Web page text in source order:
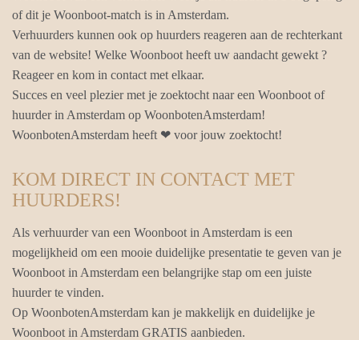
of dit je Woonboot-match is in Amsterdam.
Verhuurders kunnen ook op huurders reageren aan de rechterkant
van de website! Welke Woonboot heeft uw aandacht gewekt ?
Reageer en kom in contact met elkaar.
Succes en veel plezier met je zoektocht naar een Woonboot of
huurder in Amsterdam op WoonbotenAmsterdam!
WoonbotenAmsterdam heeft ❤ voor jouw zoektocht!
KOM DIRECT IN CONTACT MET
HUURDERS!
Als verhuurder van een Woonboot in Amsterdam is een
mogelijkheid om een mooie duidelijke presentatie te geven van je
Woonboot in Amsterdam een belangrijke stap om een juiste
huurder te vinden.
Op WoonbotenAmsterdam kan je makkelijk en duidelijke je
Woonboot in Amsterdam GRATIS aanbieden.